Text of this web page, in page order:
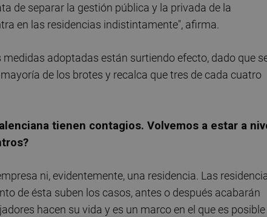
de separar la gestión pública y la privada de la
en las residencias indistintamente", afirma.
adoptadas están surtiendo efecto, dado que
de los brotes y recalca que tres de cada cuatro
tienen contagios. Volvemos a estar a
ni, evidentemente, una residencia. Las
de ésta suben los casos, antes o después acabarán
hacen su vida y es un marco en el que es posible